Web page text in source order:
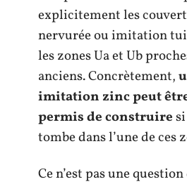
explicitement les
nervurée ou imitation
les zones Ua et Ub
anciens. Concrètement,
imitation zinc peut
permis de construire
tombe dans l’une de ces
Ce n’est pas une